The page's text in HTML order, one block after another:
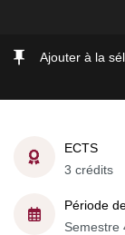
Ajouter à la
ECTS
3 crédits
Période
Semestre